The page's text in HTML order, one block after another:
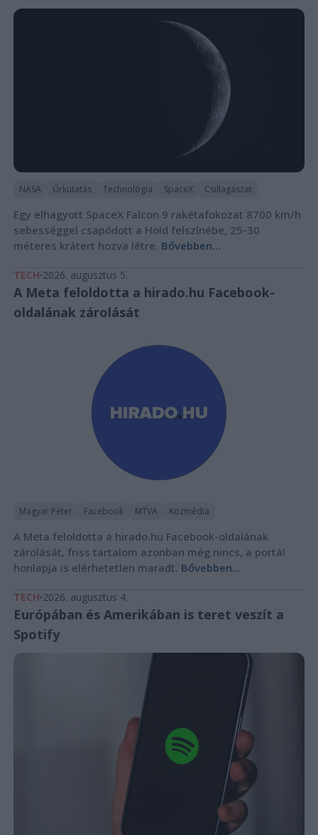
NASA Űrkutatás Technológia SpaceX Csillagászat
Egy elhagyott SpaceX Falcon 9 rakétafokozat 8700 km/h
sebességgel csapódott a Hold felszínébe, 25-30
méteres krátert hozva létre. Bővebben...
TECH 2026. augusztus 5.
A Meta feloldotta a hirado.hu Facebook-
oldalának zárolását
Magyar Péter Facebook MTVA Közmédia
A Meta feloldotta a hirado.hu Facebook-oldalának
zárolását, friss tartalom azonban még nincs, a portál
honlapja is elérhetetlen maradt. Bővebben...
TECH 2026. augusztus 4.
Európában és Amerikában is teret veszít a
Spotify